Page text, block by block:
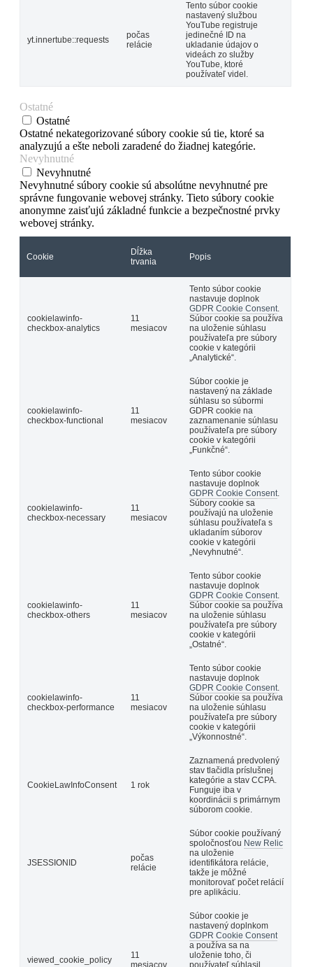
yt.innertube::requests
počas
relácie
Tento súbor cookie
nastavený službou
YouTube registruje
jedinečné ID na
ukladanie údajov o
videách zo služby
YouTube, ktoré
používateľ videl.
Ostatné
Ostatné
Ostatné nekategorizované súbory cookie sú tie, ktoré sa
analyzujú a ešte neboli zaradené do žiadnej kategórie.
Nevyhnutné
Nevyhnutné
Nevyhnutné súbory cookie sú absolútne nevyhnutné pre
správne fungovanie webovej stránky. Tieto súbory cookie
anonymne zaisťujú základné funkcie a bezpečnostné prvky
webovej stránky.
Cookie
Dĺžka
trvania
Popis
cookielawinfo-
checkbox-analytics
11
mesiacov
Tento súbor cookie
nastavuje doplnok
GDPR Cookie Consent.
Súbor cookie sa používa
na uloženie súhlasu
používateľa pre súbory
cookie v kategórii
„Analytické“.
cookielawinfo-
checkbox-functional
11
mesiacov
Súbor cookie je
nastavený na základe
súhlasu so súbormi
GDPR cookie na
zaznamenanie súhlasu
používateľa pre súbory
cookie v kategórii
„Funkčné“.
cookielawinfo-
checkbox-necessary
11
mesiacov
Tento súbor cookie
nastavuje doplnok
GDPR Cookie Consent.
Súbory cookie sa
používajú na uloženie
súhlasu používateľa s
ukladaním súborov
cookie v kategórii
„Nevyhnutné“.
cookielawinfo-
checkbox-others
11
mesiacov
Tento súbor cookie
nastavuje doplnok
GDPR Cookie Consent.
Súbor cookie sa používa
na uloženie súhlasu
používateľa pre súbory
cookie v kategórii
„Ostatné“.
cookielawinfo-
checkbox-performance
11
mesiacov
Tento súbor cookie
nastavuje doplnok
GDPR Cookie Consent.
Súbor cookie sa používa
na uloženie súhlasu
používateľa pre súbory
cookie v kategórii
„Výkonnostné“.
CookieLawInfoConsent 1 rok
Zaznamená predvolený
stav tlačidla príslušnej
kategórie a stav CCPA.
Funguje iba v
koordinácii s primárnym
súborom cookie.
JSESSIONID
počas
relácie
Súbor cookie používaný
spoločnosťou New Relic
na uloženie
identifikátora relácie,
takže je môžné
monitorovať počet relácií
pre aplikáciu.
viewed_cookie_policy
11
mesiacov
Súbor cookie je
nastavený doplnkom
GDPR Cookie Consent
a používa sa na
uloženie toho, či
používateľ súhlasil